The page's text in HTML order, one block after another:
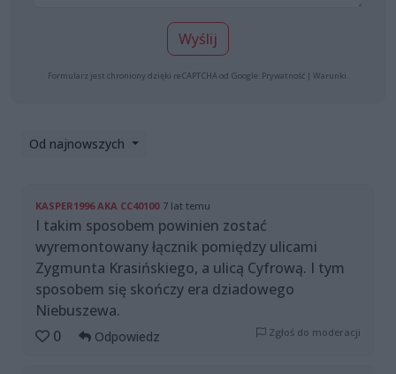
Wyślij
Formularz jest chroniony dzięki reCAPTCHA od Google: Prywatność | Warunki
Od najnowszych
KASPER1996 AKA CC40100 7 lat temu
I takim sposobem powinien zostać
wyremontowany łącznik pomiędzy ulicami
Zygmunta Krasińskiego, a ulicą Cyfrową. I tym
sposobem się skończy era dziadowego
Niebuszewa.
0
Odpowiedz Zgłoś do moderacji